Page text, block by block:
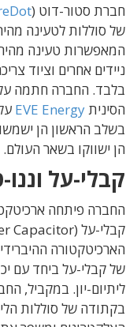
חברת סטור-דוט (
המאפשרות טעינה
בלבד. החברה חתמה
הסינית EVE Energy
בשלב הראשון הן
הן ישווקו בשאר העולם.
קבלי-על
החברה פיתחה
הארכיטקטורה
של קבלי-על ביחד עם
ליתיום-יון. במקביל,
בקתודה של סוללות